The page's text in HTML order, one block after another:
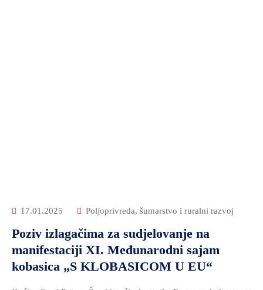
17.01.2025 Poljoprivreda, šumarstvo i ruralni razvoj
Poziv izlagačima za sudjelovanje na
manifestaciji XI. Međunarodni sajam
kobasica „S KLOBASICOM U EU“